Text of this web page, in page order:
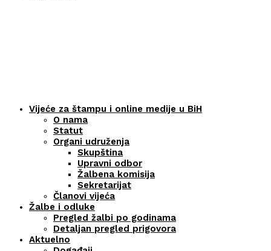
Vijeće za štampu i online medije u BiH
O nama
Statut
Organi udruženja
Skupština
Upravni odbor
Žalbena komisija
Sekretarijat
Članovi vijeća
Žalbe i odluke
Pregled žalbi po godinama
Detaljan pregled prigovora
Aktuelno